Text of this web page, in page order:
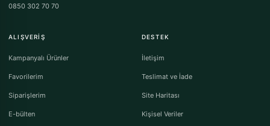
0850 302 70 70
ALIŞVERIŞ
Kampanyalı Ürünler
Favorilerim
Siparişlerim
E-bülten
DESTEK
İletişim
Teslimat ve İade
Site Haritası
Kişisel Veriler